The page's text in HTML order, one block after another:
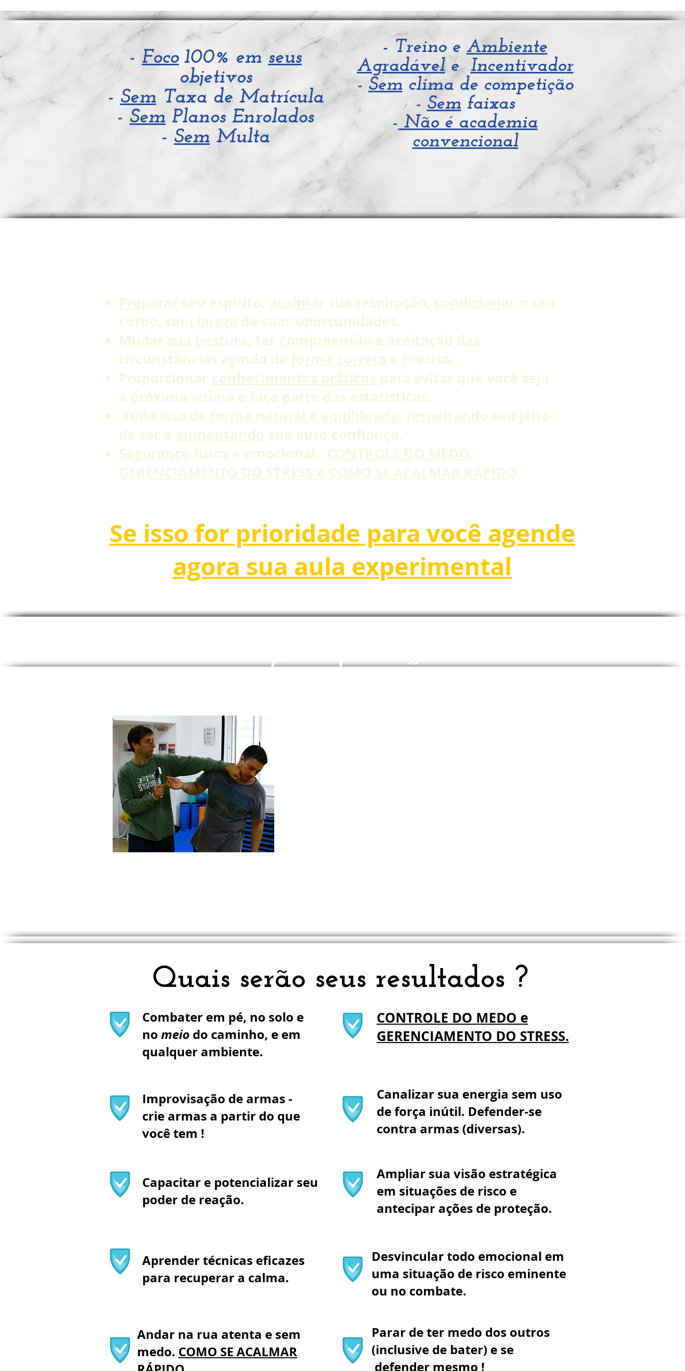
- Foco 100% em seus
objetivos
- Sem Taxa de Matrícula
- Sem Planos Enrolados
- Sem Multa
- Treino e Ambiente
Agradávele Incentivador
- Semclima de competição
- Semfaixas
- Não é academia
convencional
Systema - Arte Marcial Russa
Se isso for prioridade para você agende
agora sua aula experimental
Preparar seu espírito, acalmar sua respiração, condicionar o seu
corpo, ter clareza de suas oportunidades.
Mudar sua postura, ter compreensão e aceitação das
circunstâncias agindo de forma correta e precisa.
Proporcionar conhecimentos práticos para evitar que você seja
a próxima vítima e faça parte das estatísticas.
Tudo isso de forma natural e equilibrada, respeitando seu jeito
de ser e aumentando sua auto confiança.
Segurança física e emocional. CONTROLE DO MEDO,
GERENCIAMENTO DO STRESS e COMO SE ACALMAR RÁPIDO.
Coordenação
Quais serão seus resultados ?
Combater em pé, no solo e
no meio do caminho, e em
qualquer ambiente.
CONTROLE DO MEDO e
GERENCIAMENTO DO STRESS.
Improvisação de armas -
crie armas a partir do que
você tem !
Canalizar sua energia sem uso
de força inútil. Defender-se
contra armas (diversas).
Capacitar e potencializar seu
poder de reação.
Ampliar sua visão estratégica
em situações de risco e
antecipar ações de proteção.
Desvincular todo emocional em
uma situação de risco eminente
ou no combate.
Aprender técnicas eficazes
para recuperar a calma.
Andar na rua atenta e sem
medo. COMO SE ACALMAR
Parar de ter medo dos outros
(inclusive de bater) e se
defender mesmo !